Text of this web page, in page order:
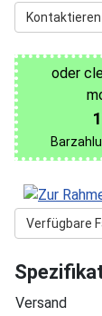
oder
Verfügbare
Versand